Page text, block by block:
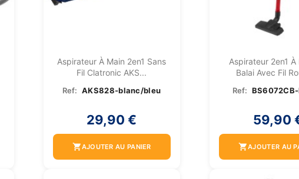
Aspirateur À Main 2en1 Sans
Fil Clatronic AKS...
Ref: AKS828-blanc/bleu
29,90 €
shopping_cartAJOUTER AU PANIER
Aspirateur 2en1 À
Balai Avec Fil
Ref:
59,90
shopping_cartAJOUTER AU